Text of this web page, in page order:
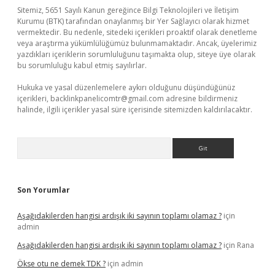
Sitemiz, 5651 Sayılı Kanun gereğince Bilgi Teknolojileri ve İletişim
Kurumu (BTK) tarafından onaylanmış bir Yer Sağlayıcı olarak hizmet
vermektedir. Bu nedenle, sitedeki içerikleri proaktif olarak denetleme
veya araştırma yükümlülüğümüz bulunmamaktadır. Ancak, üyelerimiz
yazdıkları içeriklerin sorumluluğunu taşımakta olup, siteye üye olarak
bu sorumluluğu kabul etmiş sayılırlar.
Hukuka ve yasal düzenlemelere aykırı olduğunu düşündüğünüz
içerikleri, backlinkpanelicomtr@gmail.com adresine bildirmeniz
halinde, ilgili içerikler yasal süre içerisinde sitemizden kaldırılacaktır.
Son Yorumlar
Aşağıdakilerden hangisi ardışık iki sayının toplamı olamaz ? için
admin
Aşağıdakilerden hangisi ardışık iki sayının toplamı olamaz ? için Rana
Ökse otu ne demek TDK ? için admin